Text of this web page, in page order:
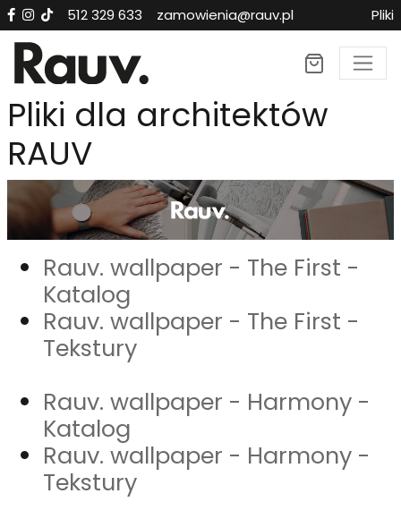
512 329 633 zamowienia@rauv.pl Pliki
Pliki dla architektów
RAUV
Rauv. wallpaper - The First -
Katalog
Rauv. wallpaper - The First -
Tekstury
Rauv. wallpaper - Harmony -
Katalog
Rauv. wallpaper - Harmony -
Tekstury